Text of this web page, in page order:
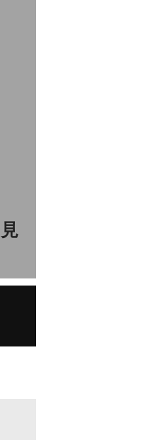
瑚」「円山町」―』
UENO